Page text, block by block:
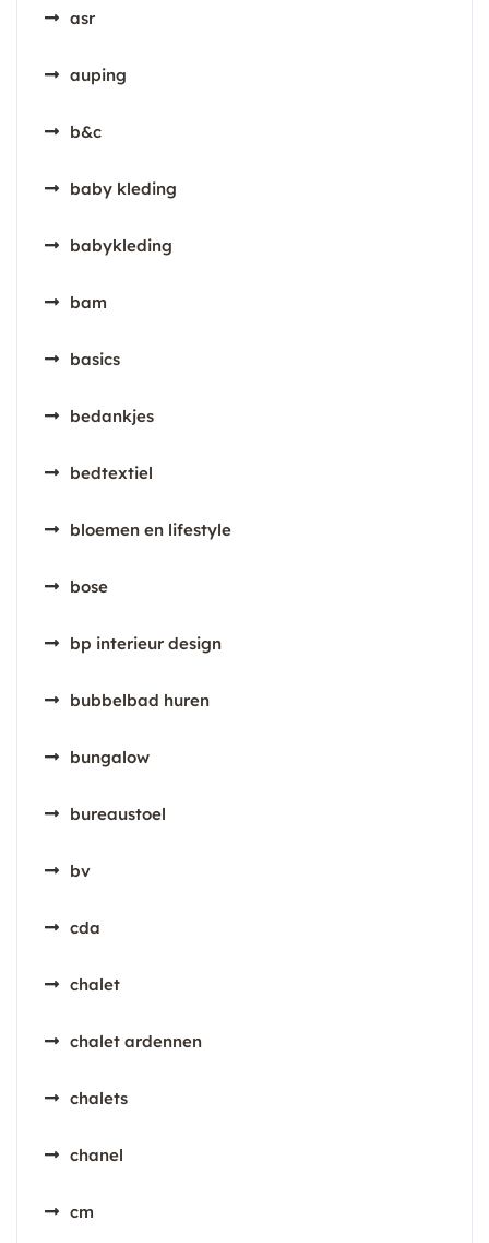
asr
auping
b&c
baby kleding
babykleding
bam
basics
bedankjes
bedtextiel
bloemen en lifestyle
bose
bp interieur design
bubbelbad huren
bungalow
bureaustoel
bv
cda
chalet
chalet ardennen
chalets
chanel
cm